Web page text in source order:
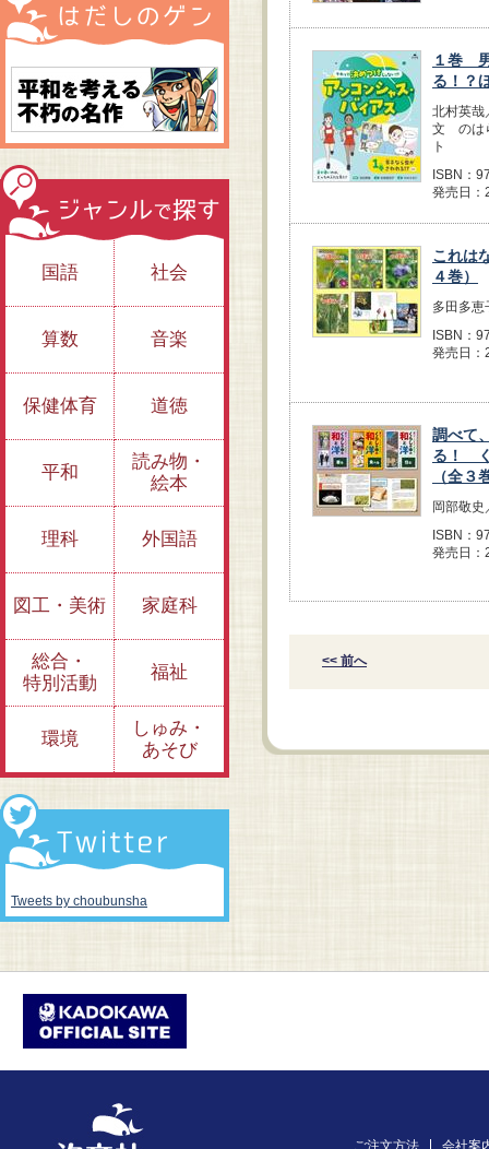
１巻
る！？
北村英
文 のは
ト
ISBN：
発売日：
これは
４巻）
多田多恵
ISBN：
発売日：
調べて
る！
（全３
岡部敬史
ISBN：
発売日：
<< 前へ
国語 社会
算数 音楽
保健体育 道徳
平和
読み物・
絵本
理科 外国語
図工・美術 家庭科
総合・
特別活動
福祉
環境
しゅみ・
あそび
Tweets by choubunsha